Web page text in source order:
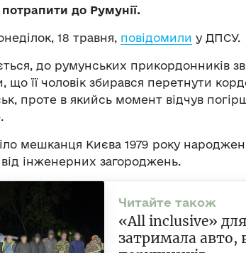
до Румунії.
18 травня, повідомили у ДПСУ.
до румунських прикордонників
що її чоловік збирався перетнути
проте в якийсь момент відчув
мешканця Києва 1979 року
інженерних загороджень.
«All inclusive»
затримала авто,